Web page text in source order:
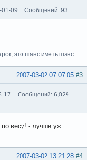
01-09 Сообщений: 93
это шанс иметь шанс.
#3
2007-03-02 07:07:05
17
Сообщений: 6,029
по весу! - лучше уж
#4
2007-03-02 13:21:28